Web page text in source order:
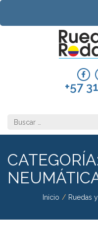
Saltar
contenido
+57
Inicio / Ruedas